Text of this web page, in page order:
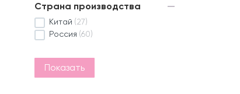
Страна производства
Китай (27)
Россия (60)
Показать